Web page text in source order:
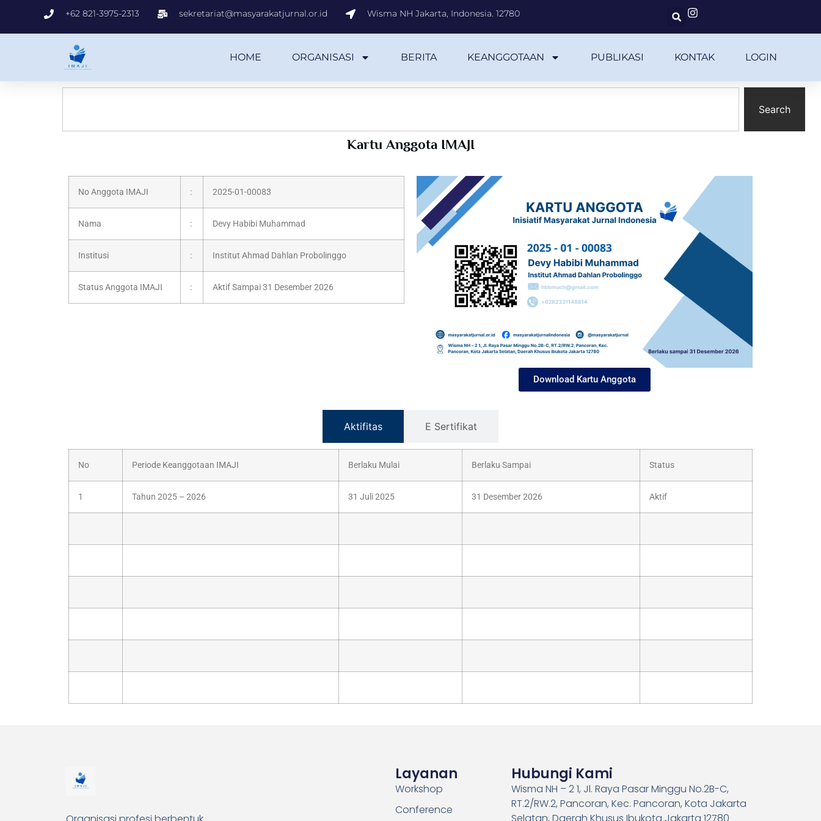
+62 821-3975-2313 sekretariat@masyarakatjurnal.or.id Wisma NH Jakarta, Indonesia. 12780
HOME ORGANISASI BERITA KEANGGOTAAN PUBLIKASI KONTAK LOGIN
Search
Kartu Anggota IMAJI
No Anggota IMAJI : 2025-01-00083
Nama : Devy Habibi Muhammad
Institusi : Institut Ahmad Dahlan Probolinggo
Status Anggota IMAJI : Aktif Sampai 31 Desember 2026
Download Kartu Anggota
Aktifitas E Sertifikat
No Periode Keanggotaan IMAJI Berlaku Mulai Berlaku Sampai Status
1 Tahun 2025 – 2026 31 Juli 2025 31 Desember 2026 Aktif
Layanan
Workshop
Conference
Hubungi Kami
Wisma NH – 2 1, Jl. Raya Pasar Minggu No.2B-C,
RT.2/RW.2, Pancoran, Kec. Pancoran, Kota Jakarta